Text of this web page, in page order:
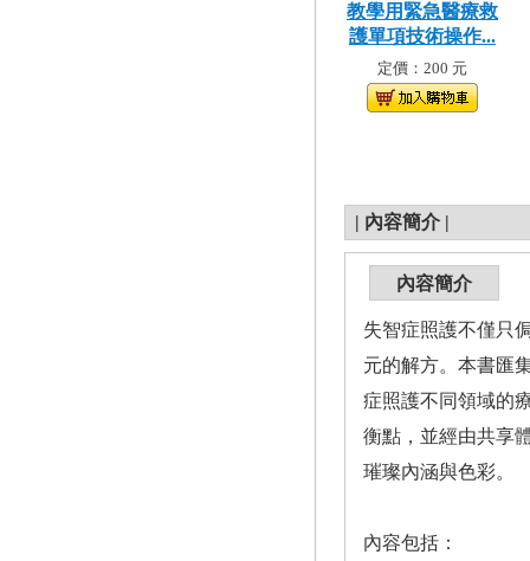
教學用緊急醫療救
護單項技術操作...
定價：200 元
| 內容簡介 |
內容簡介
失智症照護不僅只
元的解方。本書匯
症照護不同領域的
衡點，並經由共享
璀璨內涵與色彩。
內容包括：